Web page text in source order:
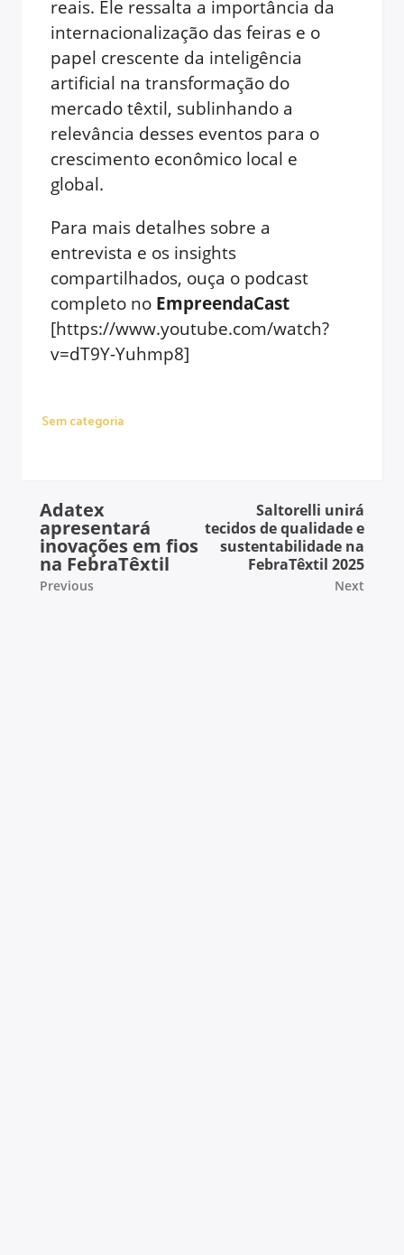
reais. Ele ressalta a importância da
internacionalização das feiras e o
papel crescente da inteligência
artificial na transformação do
mercado têxtil, sublinhando a
relevância desses eventos para o
crescimento econômico local e
global.
Para mais detalhes sobre a
entrevista e os insights
compartilhados, ouça o podcast
completo no EmpreendaCast
[https://www.youtube.com/watch?
v=dT9Y-Yuhmp8]
Sem categoria
Adatex
apresentará
inovações em fios
na FebraTêxtil
Previous
Saltorelli unirá
tecidos de qualidade e
sustentabilidade na
FebraTêxtil 2025
Next